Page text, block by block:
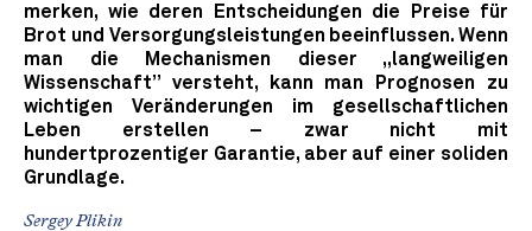
merken, wie deren Entscheidungen die Preise für
Brot und Versorgungsleistungen beeinflussen. Wenn
man die Mechanismen dieser „langweiligen
Wissenschaft” versteht, kann man Prognosen zu
wichtigen Veränderungen im gesellschaftlichen
Leben erstellen – zwar nicht mit
hundertprozentiger Garantie, aber auf einer soliden
Grundlage.
Sergey Plikin